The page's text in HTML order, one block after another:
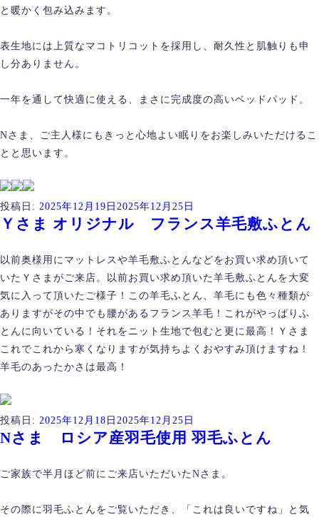
と暖かく包み込みます。
表生地には上質なマコトリコットを採用し、耐久性と肌触りも申
し分ありません。
一年を通して快適に使える、まさに完成度の高いベッドパッド。
Nさま、ご主人様にもきっと心地よい眠りをお楽しみいただけるこ
とと思います。
投稿日: 2025年12月19日 2025年12月25日
Ｙさま オリジナル フランス羊毛敷ふとん
以前奥様用にマットレスや羊毛敷ふとんなどをお買い求め頂いて
いたＹさまがご来店。以前お買い求め頂いた羊毛敷ふとんを大変
気に入って頂いたご様子！この羊毛ふとん、羊毛にも色々種類が
ありますがその中でも腰があるフランス羊毛！これがやっぱりふ
とんに向いている！それをニット生地で包むと更に最高！Ｙさま
これでこれから寒くなりますが気持ちよくおやすみ頂けますね！
羊毛のあったかさは最高！
投稿日: 2025年12月18日 2025年12月25日
Nさま ロシア産羽毛使用 羽毛ふとん
ご家族で半月ほど前にご来店いただいたNさま。
その際に羽毛ふとんをご覧いただき、「これは良いですね」と気